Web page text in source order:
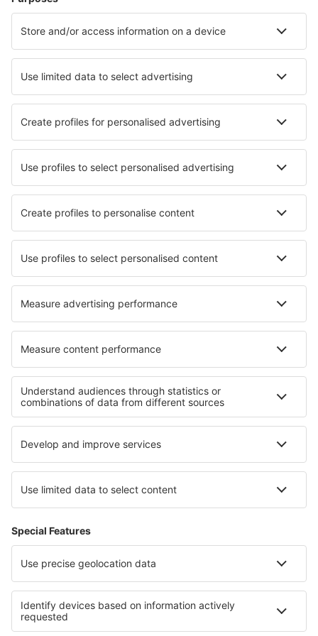
Hoteluri în Birmingham
Hoteluri în Edinburgh Hoteluri în Manchester
Hoteluri în Whitby Hoteluri în Bude
Hoteluri în Salisbury Hoteluri în Poole
Cele mai bune hoteluri - orașe
Hoteluri în Logan Hoteluri în Humble
Hoteluri Shajing Hoteluri în Monte Alto
Hoteluri în Eforie Nord Hoteluri în Zenting
Cele mai bune hoteluri - regiuni
Hoteluri în Pembrokeshire Hoteluri in Anglesey
Hoteluri în Great Yarmouth Hoteluri în Guernsey
Hoteluri în Southport Hoteluri in Veracruz
Hoteluri in Campeche Hoteluri în Valmeinier